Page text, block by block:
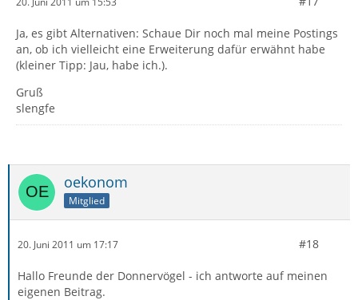
Ja, es gibt Alternativen: Schaue Dir noch mal meine Postings
an, ob ich vielleicht eine Erweiterung dafür erwähnt habe
(kleiner Tipp: Jau, habe ich.).
Gruß
slengfe
oekonom
Mitglied
20. Juni 2011 um 17:17 #18
Hallo Freunde der Donnervögel - ich antworte auf meinen
eigenen Beitrag.